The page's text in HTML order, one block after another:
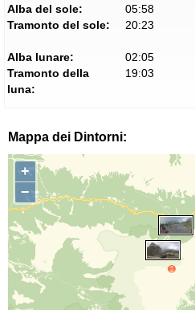
Alba del sole:
05:58
Tramonto del sole:
20:23
Alba lunare:
02:05
Tramonto della
luna:
19:03
Mappa dei Dintorni:
+
−